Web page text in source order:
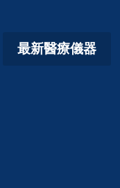
最新醫療儀器